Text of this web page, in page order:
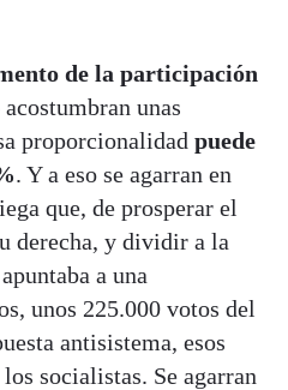
de la participación
unas
proporcionalidad puede
. Y a eso se agarran en
que, de prosperar el
derecha, y dividir a la
a una
unos 225.000 votos del
antisistema, esos
socialistas. Se agarran